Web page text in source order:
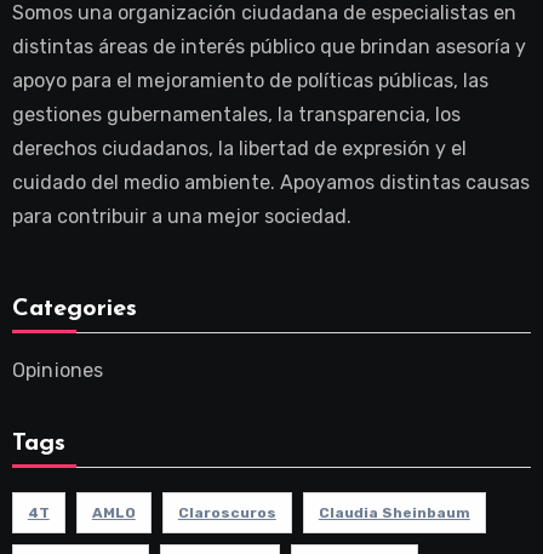
Somos una organización ciudadana de especialistas en
distintas áreas de interés público que brindan asesoría y
apoyo para el mejoramiento de políticas públicas, las
gestiones gubernamentales, la transparencia, los
derechos ciudadanos, la libertad de expresión y el
cuidado del medio ambiente. Apoyamos distintas causas
para contribuir a una mejor sociedad.
Categories
Opiniones
Tags
4T AMLO Claroscuros Claudia Sheinbaum